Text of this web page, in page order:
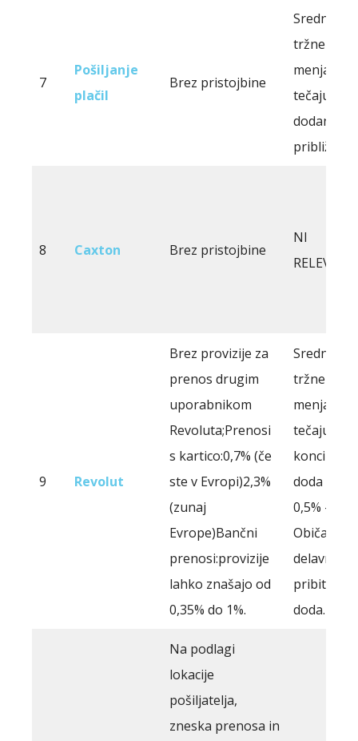
7
Pošiljanje
plačil
Brez pristojbine
Srednjemu
tržnemu
tečaju je
dodanih
približno
8 Caxton Brez pristojbine
NI
9 Revolut
Brez provizije za
prenos drugim
uporabnikom
Revoluta;Prenosi
s kartico:0,7% (če
ste v Evropi)2,3%
(zunaj
Evrope)Bančni
prenosi:provizije
lahko znašajo od
0,35% do 1%.
Srednjemu
tržnemu
tečaju se
koncih
doda
0,5% - 2%.
Običajno
delavnikih
pribitek ne
doda.
Na podlagi
lokacije
pošiljatelja,
zneska prenosa in